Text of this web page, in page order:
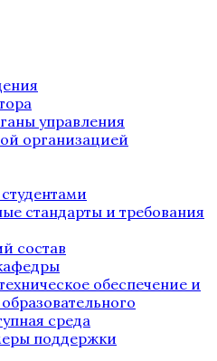
управления
организацией
стандарты и требования
состав
обеспечение и
среда
поддержки